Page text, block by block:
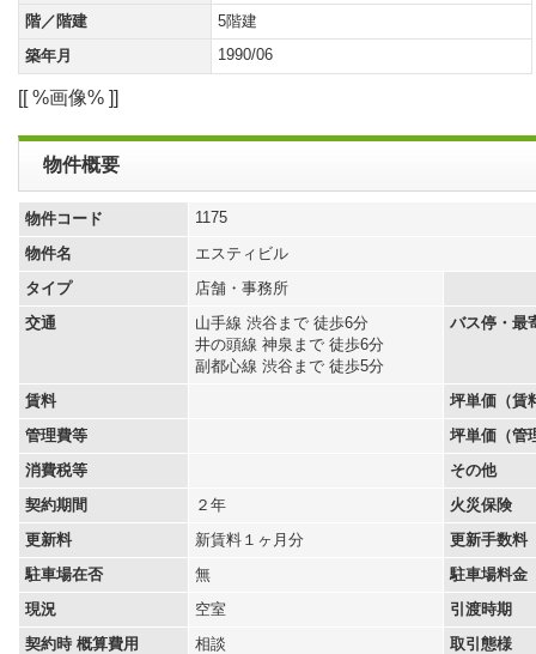
階／階建
5階建
築年月
1990/06
[[ %画像% ]]
物件概要
物件コード
1175
物件名
エスティビル
タイプ
店舗・事務所
交通
山手線 渋谷まで 徒歩6分
井の頭線 神泉まで 徒歩6分
副都心線 渋谷まで 徒歩5分
バス停・最
賃料
坪単価（賃
管理費等
坪単価（管
消費税等
その他
契約期間
２年
火災保険
更新料
新賃料１ヶ月分
更新手数料
駐車場在否
無
駐車場料金
現況
空室
引渡時期
契約時 概算費用
相談
取引態様